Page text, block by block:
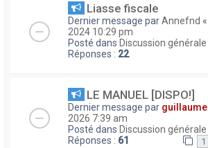
Liasse fiscale
Dernier message parAnnefnd «
2024 10:29 pm
Posté dans Discussion générale
Réponses : 22
LE MANUEL [DISPO!]
Dernier message par guillaume
2026 7:39 am
Posté dans Discussion générale
Réponses : 61 1